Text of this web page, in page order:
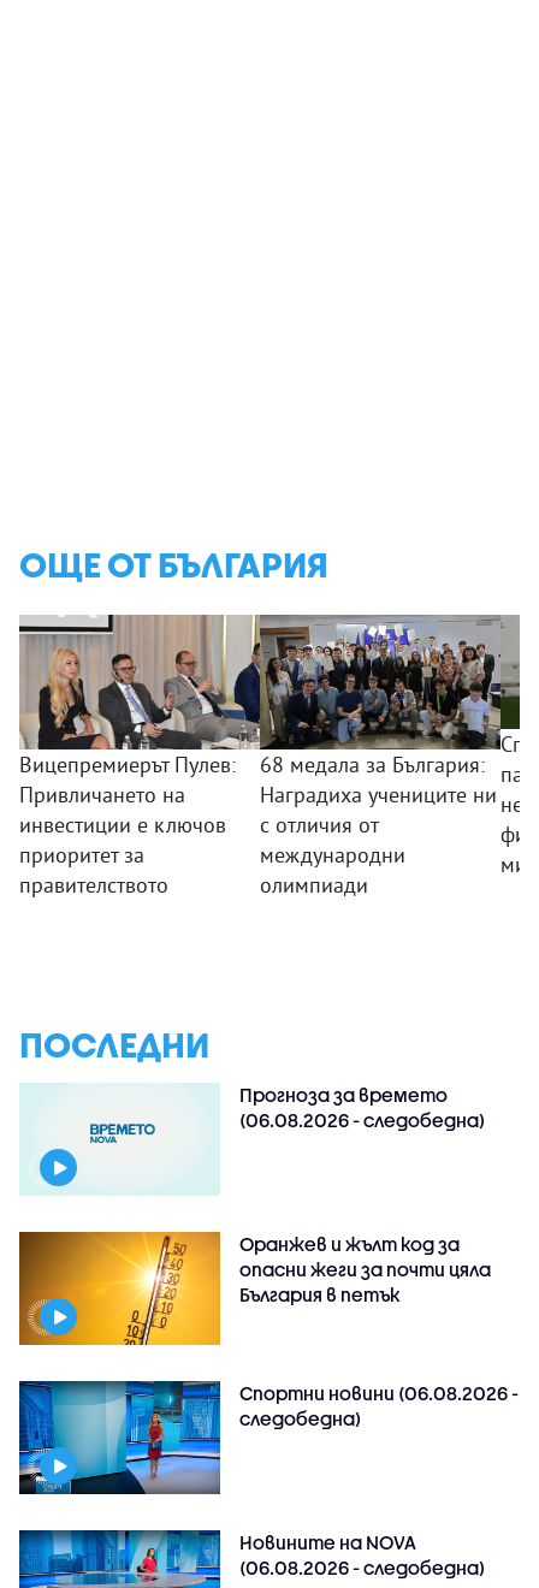
ОЩЕ ОТ БЪЛГАРИЯ
Вицепремиерът Пулев:
Привличането на
инвестиции е ключов
приоритет за
правителството
68 медала за България:
Наградиха учениците ни
с отличия от
международни
олимпиади
ПОСЛЕДНИ
Прогноза за времето
(06.08.2026 - следобедна)
Оранжев и жълт код за
опасни жеги за почти цяла
България в петък
Спортни новини (06.08.2026 -
следобедна)
Новините на NOVA
(06.08.2026 - следобедна)